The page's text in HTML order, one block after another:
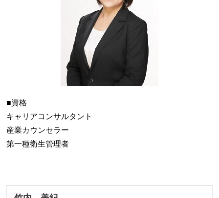
■資格
キャリアコンサルタント
産業カウンセラー
第一種衛生管理者